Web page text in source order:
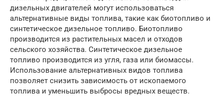
дизельных двигателей могут использоваться
альтернативные виды топлива, такие как биотопливо и
синтетическое дизельное топливо. Биотопливо
производится из растительных масел и отходов
сельского хозяйства. Синтетическое дизельное
топливо производится из угля, газа или биомассы.
Использование альтернативных видов топлива
позволяет снизить зависимость от ископаемого
топлива и уменьшить выбросы вредных веществ.